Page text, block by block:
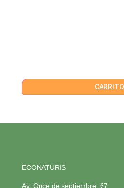
CARRITO
ECONATURIS
Av. Once de septiembre, 67